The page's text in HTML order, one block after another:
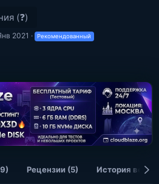
(❓)
2021 Рекомендованный
Рецензии (5) История